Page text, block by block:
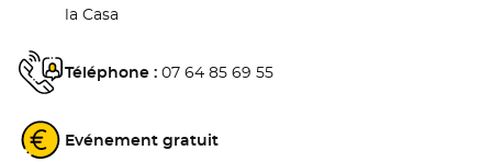
la Casa
Téléphone : 07 64 85 69 55
Evénement gratuit